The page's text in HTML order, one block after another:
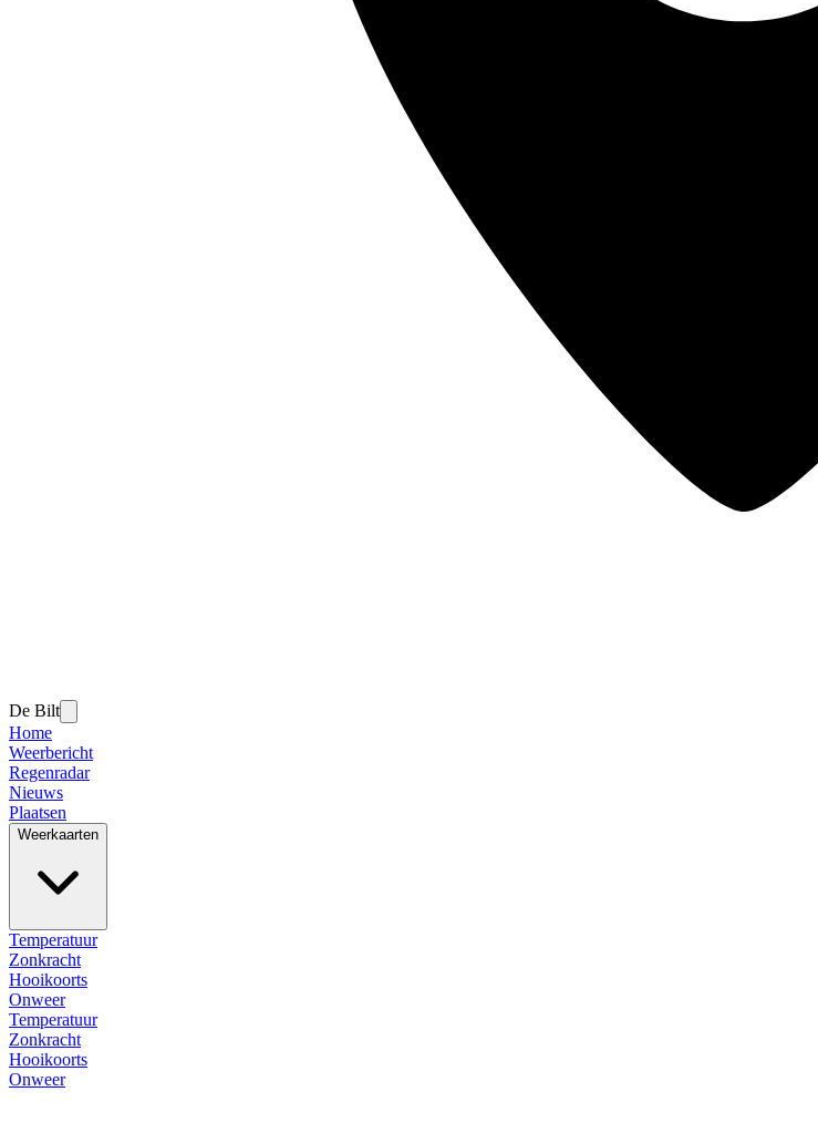
De Bilt
Home
Weerbericht
Regenradar
Nieuws
Plaatsen
Weerkaarten
Temperatuur
Zonkracht
Hooikoorts
Onweer
Temperatuur
Zonkracht
Hooikoorts
Onweer